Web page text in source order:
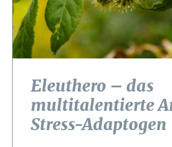
Eleuthero – das
multitalentierte
Stress-Adaptogen